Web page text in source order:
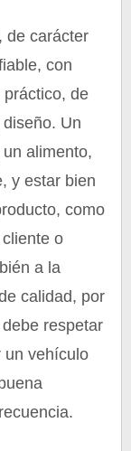
de carácter
con
de
Un
alimento,
y estar bien
como
o
a la
calidad, por
respetar
un vehículo